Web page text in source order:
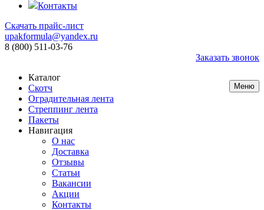
Контакты
Скачать прайс-лист
upakformula@yandex.ru
8 (800) 511-03-76
Заказать звонок
Меню
Каталог
Скотч
Оградительная лента
Стреппинг лента
Пакеты
Навигация
О нас
Доставка
Отзывы
Статьи
Вакансии
Акции
Контакты